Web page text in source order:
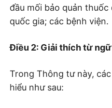
đầu mối bảo quản
quốc gia; các bệnh viện.
Điều 2: Giải thích từ ngữ
Trong Thông tư này,
hiểu như sau: